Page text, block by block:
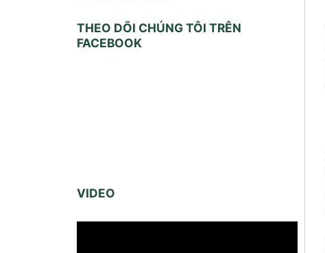
THEO DÕI CHÚNG TÔI TRÊN
FACEBOOK
VIDEO